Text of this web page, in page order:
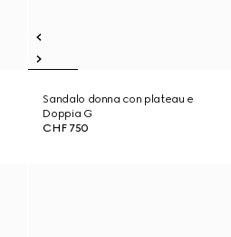
Sandalo donna con plateau e
Doppia G
CHF 750